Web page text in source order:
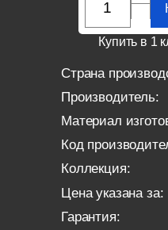
Купить в 1
Страна
Производитель:
Материал
Код
Коллекция:
Цена указана за:
Гарантия: